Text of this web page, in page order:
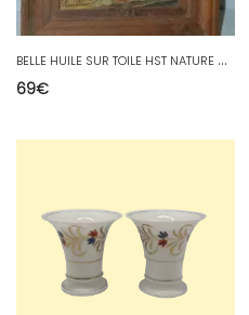
B
ELLE HUILE SUR TOILE HST NATURE MORTE FLEURS TOURNESOLS FRUITS Signée R.MAURICE
69€